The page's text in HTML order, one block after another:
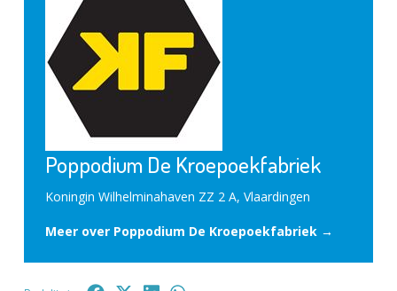
Poppodium De Kroepoekfabriek
Koningin Wilhelminahaven ZZ 2 A, Vlaardingen
Meer over Poppodium De Kroepoekfabriek →